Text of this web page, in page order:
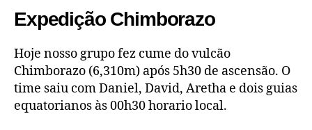
Expedição Chimborazo
Hoje nosso grupo fez cume do vulcão
Chimborazo (6,310m) após 5h30 de ascensão. O
time saiu com Daniel, David, Aretha e dois guias
equatorianos às 00h30 horario local.